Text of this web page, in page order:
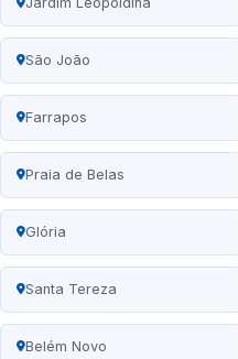
São João
Farrapos
Praia de Belas
Glória
Santa Tereza
Belém Novo